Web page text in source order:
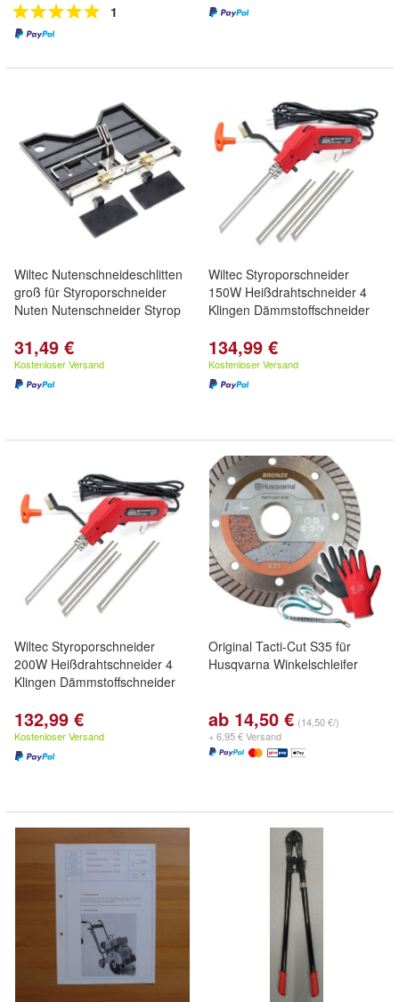
1
Wiltec Nutenschneideschlitten
groß für Styroporschneider
Nuten Nutenschneider Styrop
31,49 €
Kostenloser Versand
Wiltec Styroporschneider
150W Heißdrahtschneider 4
Klingen Dämmstoffschneider
134,99 €
Kostenloser Versand
Wiltec Styroporschneider
200W Heißdrahtschneider 4
Klingen Dämmstoffschneider
132,99 €
Kostenloser Versand
Original Tacti-Cut S35 für
Husqvarna Winkelschleifer
ab 14,50 € (14,50 €/)
+ 6,95 € Versand